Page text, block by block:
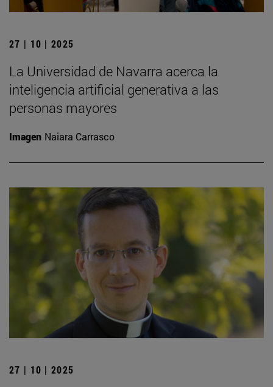
27 | 10 | 2025
La Universidad de Navarra acerca la
inteligencia artificial generativa a las
personas mayores
Imagen Naiara Carrasco
27 | 10 | 2025